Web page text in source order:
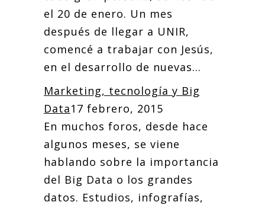
el 20 de enero. Un mes
después de llegar a UNIR,
comencé a trabajar con Jesús,
en el desarrollo de nuevas...
Marketing, tecnología y Big
Data17 febrero, 2015
En muchos foros, desde hace
algunos meses, se viene
hablando sobre la importancia
del Big Data o los grandes
datos. Estudios, infografías,